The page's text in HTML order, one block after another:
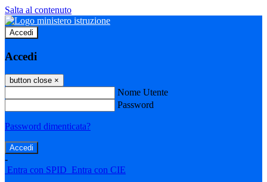
Salta al contenuto
Accedi
Accedi
button close ×
Nome Utente
Password
Password dimenticata?
-
Entra con SPID Entra con CIE